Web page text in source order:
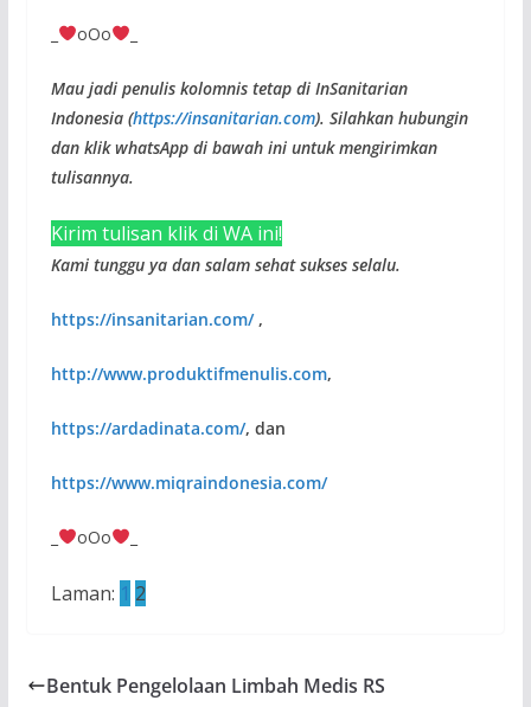
oOo
Mau jadi penulis kolomnis tetap di InSanitarian
Indonesia (https://insanitarian.com). Silahkan hubungin
dan klik whatsApp di bawah ini untuk mengirimkan
tulisannya.
Kirim tulisan klik di WA ini!
Kami tunggu ya dan salam sehat sukses selalu.
https://insanitarian.com/,
http://www.produktifmenulis.com,
https://ardadinata.com/, dan
https://www.miqraindonesia.com/
oOo
Laman: 1 2
Bentuk Pengelolaan Limbah Medis RS